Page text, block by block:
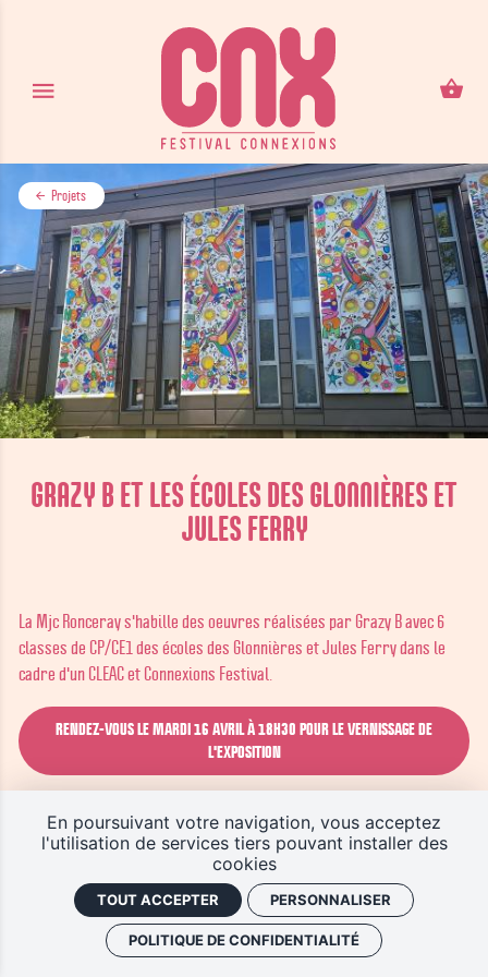
Projets
GRAZY B ET LES ÉCOLES DES GLONNIÈRES ET
JULES FERRY
La Mjc Ronceray s'habille des oeuvres réalisées par Grazy B avec 6
classes de CP/CE1 des écoles des Glonnières et Jules Ferry dans le
cadre d'un CLEAC et Connexions Festival.
RENDEZ-VOUS LE MARDI 16 AVRIL À 18H30 POUR LE VERNISSAGE DE
L'EXPOSITION
En poursuivant votre navigation, vous acceptez
l'utilisation de services tiers pouvant installer des
cookies
TOUT ACCEPTER PERSONNALISER
POLITIQUE DE CONFIDENTIALITÉ